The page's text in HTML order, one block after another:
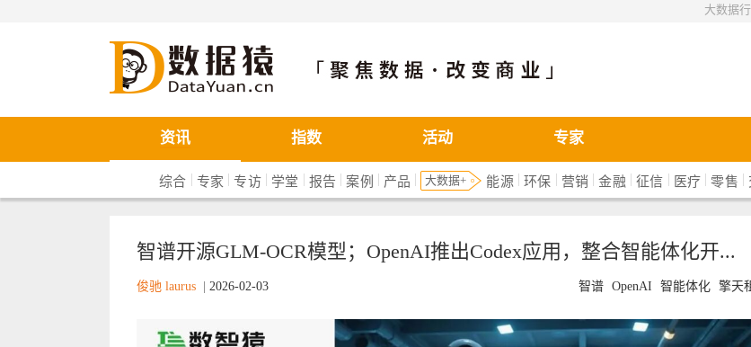
大数据
数据猿
资讯 指数 活动 专家
综合 | 专家 |专访| 学堂 | 报告 | 案例 | 产品 | 大数据+ 能源 |环保 | 营销 |金融 |征信 | 医疗 | 零售 |
智谱开源GLM-OCR模型；OpenAI推出Codex应用，整合智能体化开...
智谱 OpenAI 智能体化 擎天
俊驰 laurus 2026-02-03